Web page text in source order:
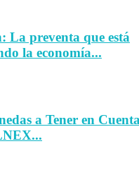
La preventa que está
la economía...
a Tener en